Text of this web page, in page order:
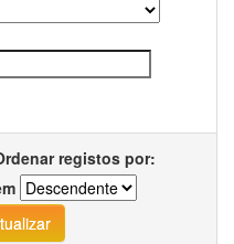
registos por: